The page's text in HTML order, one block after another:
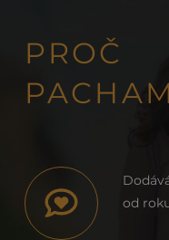
PROČ
od